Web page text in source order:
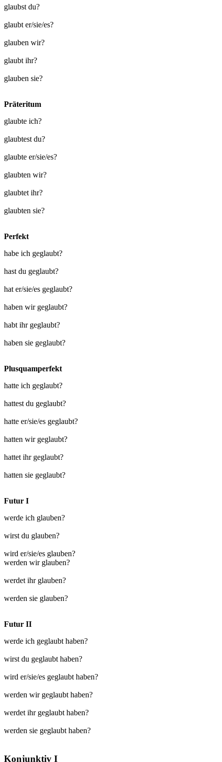
glaubst du?
glaubt er/sie/es?
glauben wir?
glaubt ihr?
glauben sie?
Präteritum
glaubte ich?
glaubtest du?
glaubte er/sie/es?
glaubten wir?
glaubtet ihr?
glaubten sie?
Perfekt
habe ich geglaubt?
hast du geglaubt?
hat er/sie/es geglaubt?
haben wir geglaubt?
habt ihr geglaubt?
haben sie geglaubt?
Plusquamperfekt
hatte ich geglaubt?
hattest du geglaubt?
hatte er/sie/es geglaubt?
hatten wir geglaubt?
hattet ihr geglaubt?
hatten sie geglaubt?
Futur I
werde ich glauben?
wirst du glauben?
wird er/sie/es glauben?
werden wir glauben?
werdet ihr glauben?
werden sie glauben?
Futur II
werde ich geglaubt haben?
wirst du geglaubt haben?
wird er/sie/es geglaubt haben?
werden wir geglaubt haben?
werdet ihr geglaubt haben?
werden sie geglaubt haben?
Konjunktiv I